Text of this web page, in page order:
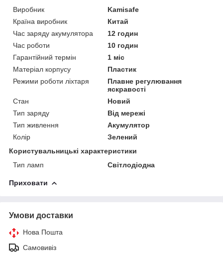
Виробник
Kamisafe
Країна виробник
Китай
Час заряду акумулятора
12 годин
Час роботи
10 годин
Гарантійний термін
1 міс
Матеріал корпусу
Пластик
Режими роботи ліхтаря
Плавне регулювання
яскравості
Стан
Новий
Тип заряду
Від мережі
Тип живлення
Акумулятор
Колір
Зелений
Користувальницькі характеристики
Тип ламп
Світлодіодна
Приховати
Умови доставки
Нова Пошта
Самовивіз